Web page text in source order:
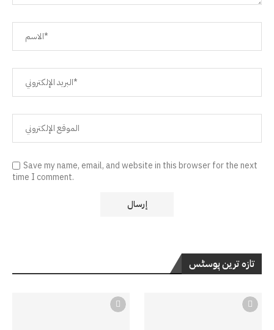
Save my name, email, and website in this browser for the next
time I comment.
تازہ ترین پوسٹس